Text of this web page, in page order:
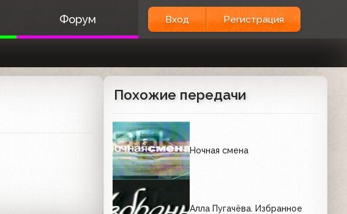
Форум Вход Регистрация
Похожие передачи
Ночная смена
Алла Пугачёва. Избранное